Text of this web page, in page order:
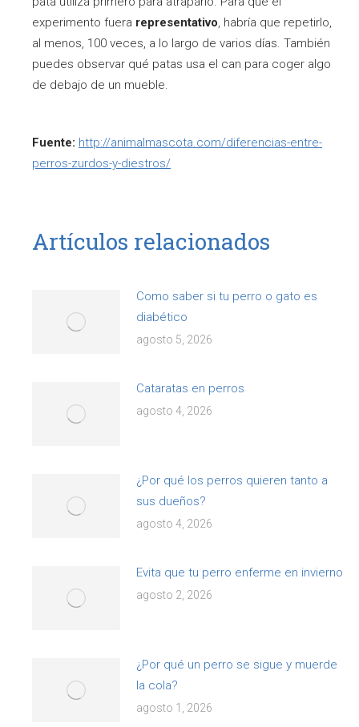
experimento fuera representativo, habría que repetirlo,
al menos, 100 veces, a lo largo de varios días. También
puedes observar qué patas usa el can para coger algo
de debajo de un mueble.
Fuente: http://animalmascota.com/diferencias-entre-
perros-zurdos-y-diestros/
Artículos relacionados
Como saber si tu perro o gato es
diabético
agosto 5, 2026
Cataratas en perros
agosto 4, 2026
¿Por qué los perros quieren tanto a
sus dueños?
agosto 4, 2026
Evita que tu perro enferme en invierno
agosto 2, 2026
¿Por qué un perro se sigue y muerde
la cola?
agosto 1, 2026